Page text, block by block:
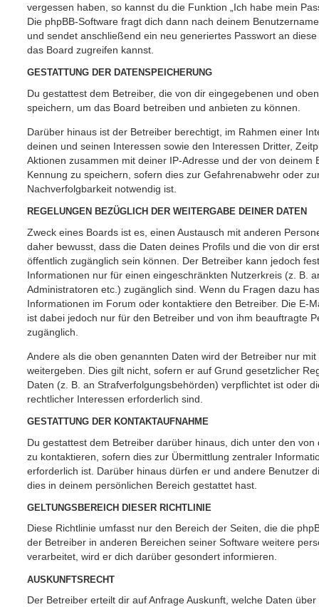
vergessen haben, so kannst du die Funktion „Ich habe mein
Die phpBB-Software fragt dich dann nach deinem
und sendet anschließend ein neu generiertes Passwort an
das Board zugreifen kannst.
GESTATTUNG DER DATENSPEICHERUNG
Du gestattest dem Betreiber, die von dir eingegebenen und
speichern, um das Board betreiben und anbieten zu können.
Darüber hinaus ist der Betreiber berechtigt, im Rahmen einer
deinen und seinen Interessen sowie den Interessen Dritter,
Aktionen zusammen mit deiner IP-Adresse und der von deinem
Kennung zu speichern, sofern dies zur Gefahrenabwehr oder
Nachverfolgbarkeit notwendig ist.
REGELUNGEN BEZÜGLICH DER WEITERGABE DEINER DATEN
Zweck eines Boards ist es, einen Austausch mit anderen
daher bewusst, dass die Daten deines Profils und die von dir
öffentlich zugänglich sein können. Der Betreiber kann jedoch
Informationen nur für einen eingeschränkten Nutzerkreis (z. B.
Administratoren etc.) zugänglich sind. Wenn du Fragen dazu
Informationen im Forum oder kontaktiere den Betreiber. Die E-
ist dabei jedoch nur für den Betreiber und von ihm beauftragte
zugänglich.
Andere als die oben genannten Daten wird der Betreiber nur
weitergeben. Dies gilt nicht, sofern er auf Grund gesetzlicher
Daten (z. B. an Strafverfolgungsbehörden) verpflichtet ist oder
rechtlicher Interessen erforderlich sind.
GESTATTUNG DER KONTAKTAUFNAHME
Du gestattest dem Betreiber darüber hinaus, dich unter den
zu kontaktieren, sofern dies zur Übermittlung zentraler
erforderlich ist. Darüber hinaus dürfen er und andere Benutzer
dies in deinem persönlichen Bereich gestattet hast.
GELTUNGSBEREICH DIESER RICHTLINIE
Diese Richtlinie umfasst nur den Bereich der Seiten, die die
der Betreiber in anderen Bereichen seiner Software weitere
verarbeitet, wird er dich darüber gesondert informieren.
AUSKUNFTSRECHT
Der Betreiber erteilt dir auf Anfrage Auskunft, welche Daten